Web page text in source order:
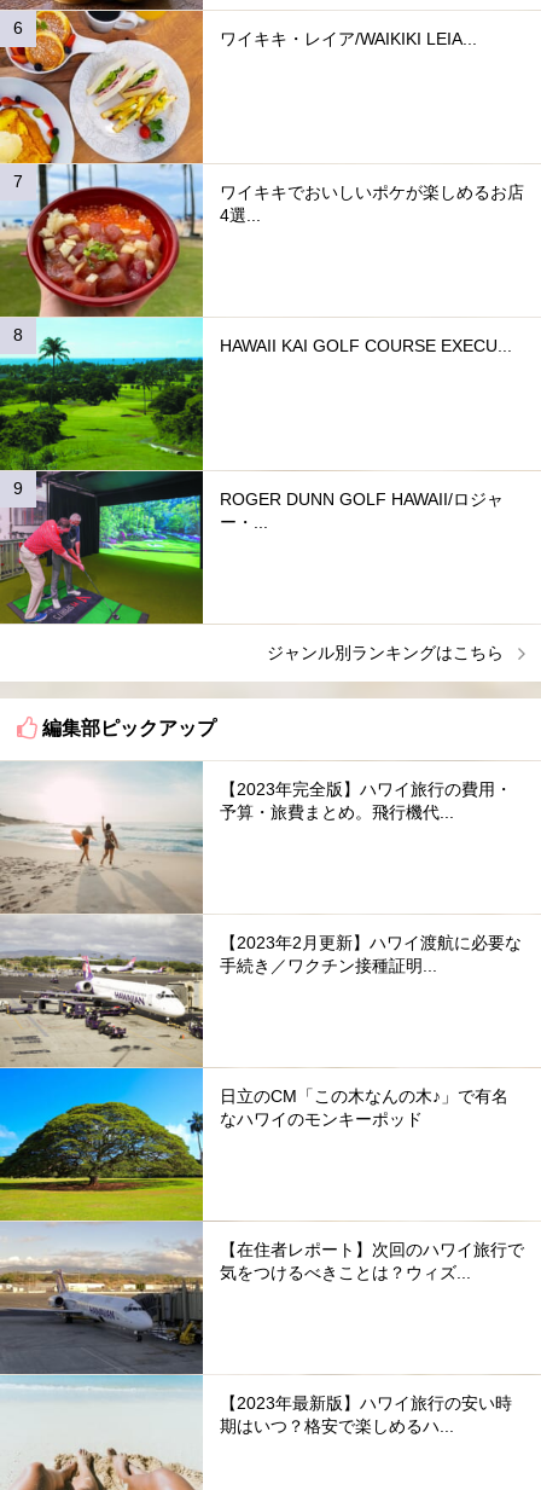
ワイキキ・レイア/WAIKIKI LEIA...
ワイキキでおいしいポケが楽しめるお店
4選...
HAWAII KAI GOLF COURSE EXECU...
ROGER DUNN GOLF HAWAII/ロジャ
ー・...
ジャンル別ランキングはこちら
編集部ピックアップ
【2023年完全版】ハワイ旅行の費用・
予算・旅費まとめ。飛行機代...
【2023年2月更新】ハワイ渡航に必要な
手続き／ワクチン接種証明...
日立のCM「この木なんの木♪」で有名
なハワイのモンキーポッド
【在住者レポート】次回のハワイ旅行で
気をつけるべきことは？ウィズ...
【2023年最新版】ハワイ旅行の安い時
期はいつ？格安で楽しめるハ...